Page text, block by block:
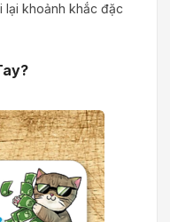
lại khoảnh khắc đặc